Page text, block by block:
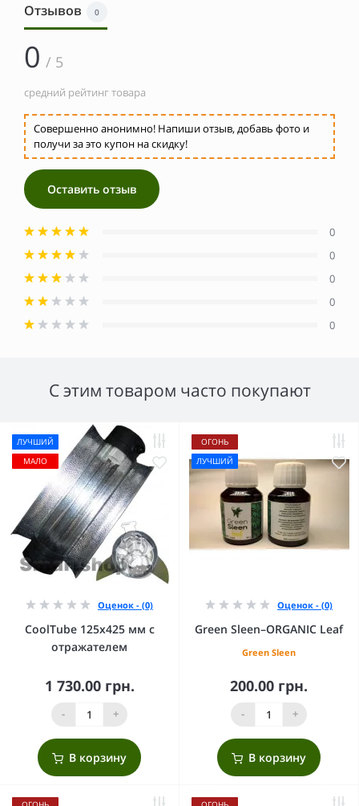
Отзывов 0
0 / 5
средний рейтинг товара
Совершенно анонимно! Напиши отзыв, добавь фото и
получи за это купон на скидку!
Оставить отзыв
0
0
0
0
0
С этим товаром часто покупают
ЛУЧШИЙ
МАЛО
Оценок - (0)
CoolTube 125х425 мм с
отражателем
1 730.00 грн.
- +
В корзину
ОГОНЬ
ЛУЧШИЙ
Оценок - (0)
Green Sleen–ORGANIC Leaf
Green Sleen
200.00 грн.
- +
В корзину